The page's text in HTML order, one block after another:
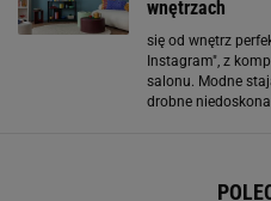
wnętrzach
się od wnętrz
Instagram", z
salonu. Modne
drobne